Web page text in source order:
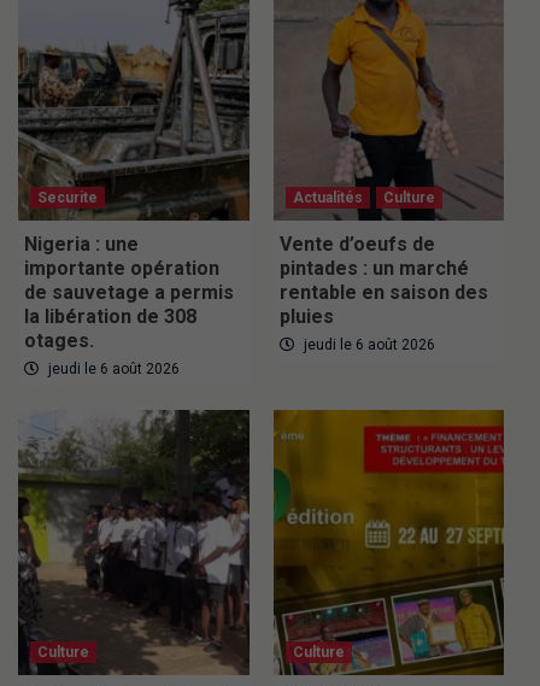
Securite
Nigeria : une
importante opération
de sauvetage a permis
la libération de 308
otages.
jeudi le 6 août 2026
Actualités Culture
Vente d’oeufs de
pintades : un marché
rentable en saison des
pluies
jeudi le 6 août 2026
Culture Culture